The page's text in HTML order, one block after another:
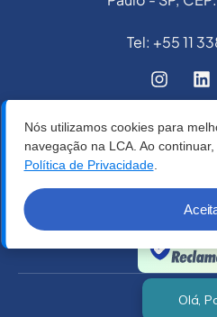
Tel: +55 11
Nós utilizamos cookies para
navegação na LCA. Ao
Política de Privacidade.